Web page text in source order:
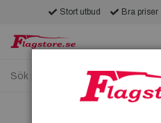
Stort utbud Bra priser